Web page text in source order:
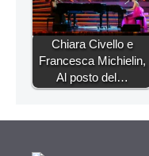
Chiara Civello e
Francesca Michielin,
Al posto del…